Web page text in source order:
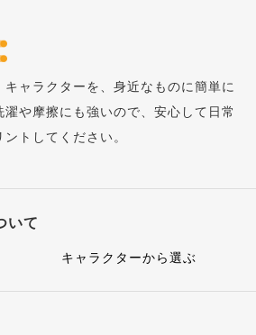
ャラクターを、身近なものに簡単に
や摩擦にも強いので、安心して日常
トしてください。
いて
キャラクターから選ぶ